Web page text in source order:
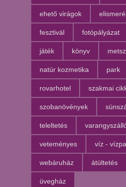
ehető virágok
fesztivál fotópályázat
játék könyv
natúr kozmetika park
rovarhotel szakmai
szobanövények
teleltetés
veteményes víz -
webáruház átültetés
üvegház